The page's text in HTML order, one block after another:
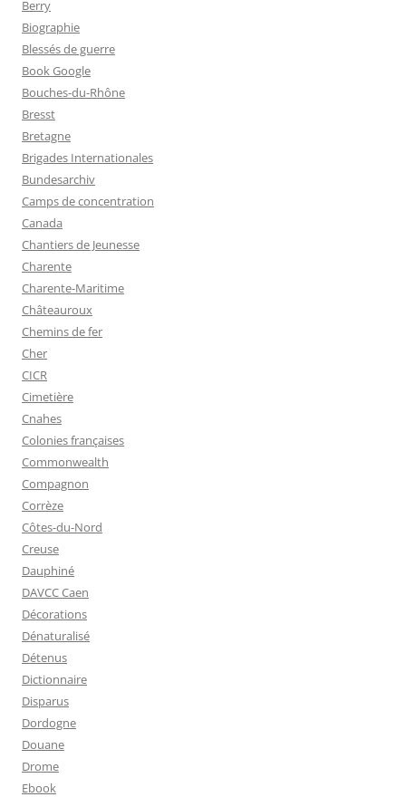
Berry
Biographie
Blessés de guerre
Book Google
Bouches-du-Rhône
Bresst
Bretagne
Brigades Internationales
Bundesarchiv
Camps de concentration
Canada
Chantiers de Jeunesse
Charente
Charente-Maritime
Châteauroux
Chemins de fer
Cher
CICR
Cimetière
Cnahes
Colonies françaises
Commonwealth
Compagnon
Corrèze
Côtes-du-Nord
Creuse
Dauphiné
DAVCC Caen
Décorations
Dénaturalisé
Détenus
Dictionnaire
Disparus
Dordogne
Douane
Drome
Ebook